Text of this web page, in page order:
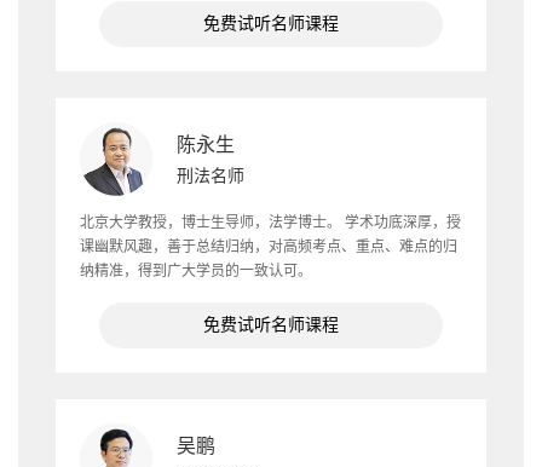
免费试听名师课程
陈永生
刑法名师
北京大学教授，博士生导师，法学博士。 学术功底深厚，授
课幽默风趣，善于总结归纳，对高频考点、重点、难点的归
纳精准，得到广大学员的一致认可。
免费试听名师课程
吴鹏